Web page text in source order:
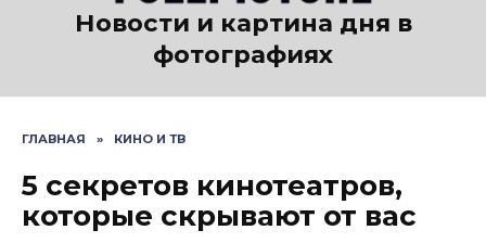
Новости и картина дня в
фотографиях
ГЛАВНАЯ » КИНО И ТВ
5 секретов кинотеатров,
которые скрывают от вас